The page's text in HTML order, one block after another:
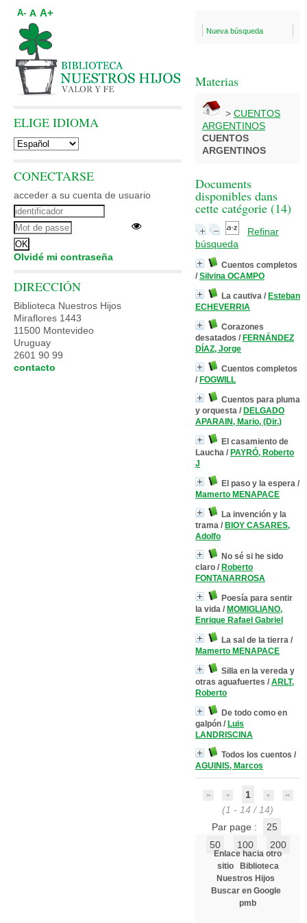
Nueva búsqueda
Materias
> CUENTOS
ARGENTINOS
CUENTOS
ARGENTINOS
Documents
disponibles dans
cette catégorie (14)
Refinar
búsqueda
Cuentos completos
/ Silvina OCAMPO
La cautiva / Esteban
ECHEVERRIA
Corazones
desatados / FERNÁNDEZ
DÍAZ, Jorge
Cuentos completos
/ FOGWILL
Cuentos para pluma
y orquesta / DELGADO
APARAIN, Mario, (Dir.)
El casamiento de
Laucha / PAYRÓ, Roberto
J
El paso y la espera /
Mamerto MENAPACE
La invención y la
trama / BIOY CASARES,
Adolfo
No sé si he sido
claro / Roberto
FONTANARROSA
Poesía para sentir
la vida / MOMIGLIANO,
Enrique Rafael Gabriel
La sal de la tierra /
Mamerto MENAPACE
Silla en la vereda y
otras aguafuertes / ARLT,
Roberto
De todo como en
galpón / Luis
LANDRISCINA
Todos los cuentos /
AGUINIS, Marcos
1
(1 - 14 / 14)
Par page :
25
50
100 200
Enlace hacia otro
sitio
Biblioteca
Nuestros Hijos
Buscar en Google
pmb
A- A A+
ELIGE IDIOMA
CONECTARSE
acceder a su cuenta de usuario
Olvidé mi contraseña
DIRECCIÓN
Biblioteca Nuestros Hijos
Miraflores 1443
11500 Montevideo
Uruguay
2601 90 99
contacto